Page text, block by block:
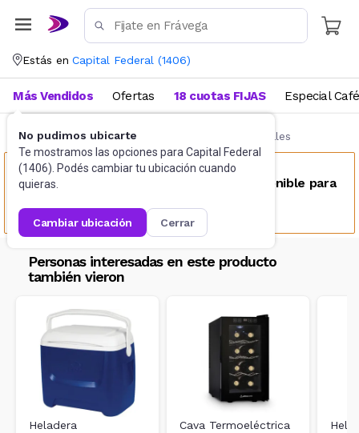
Estás en Capital Federal (1406)
No pudimos ubicarte
Te mostramos las opciones para Capital Federal
(1406). Podés cambiar tu ubicación cuando
quieras.
cambiar ubicación cerrar
Más Vendidos Ofertas 18 cuotas FIJAS Especial Café
Industria Gastronómica Heladeras comerciales
Este producto no se encuentra disponible para
Personas interesadas en este producto
también vieron
Heladera
Cava Termoeléctrica